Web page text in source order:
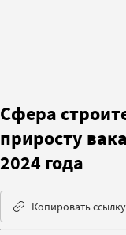
Сфера
приросту
2024 года
Копировать ссылку